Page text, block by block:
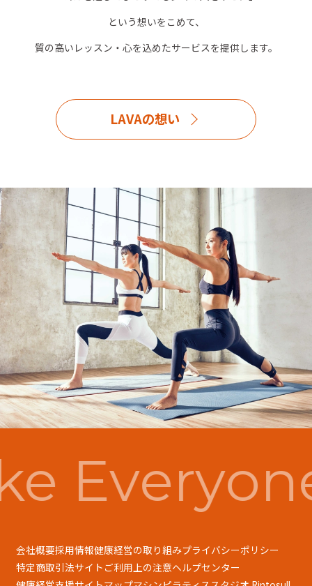
という想いをこめて、
質の高いレッスン・心を込めたサービスを提供します。
LAVAの想い
会社概要採用情報健康経営の取り組みプライバシーポリシー
特定商取引法サイトご利用上の注意ヘルプセンター